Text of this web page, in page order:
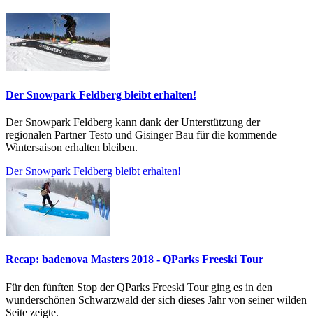
Der Snowpark Feldberg bleibt erhalten!
Der Snowpark Feldberg kann dank der Unterstützung der
regionalen Partner Testo und Gisinger Bau für die kommende
Wintersaison erhalten bleiben.
Der Snowpark Feldberg bleibt erhalten!
Recap: badenova Masters 2018 - QParks Freeski Tour
Für den fünften Stop der QParks Freeski Tour ging es in den
wunderschönen Schwarzwald der sich dieses Jahr von seiner wilden
Seite zeigte.